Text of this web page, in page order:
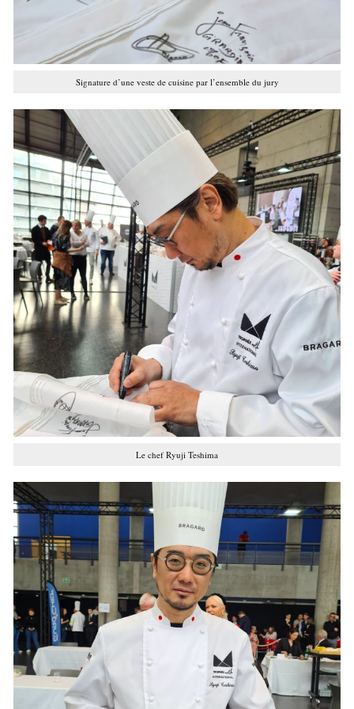
Signature d’une veste de cuisine par l’ensemble du jury
Le chef Ryuji Teshima